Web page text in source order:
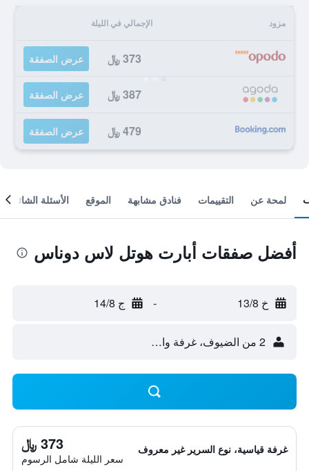
مزود الإجمالي في الليلة
373 ﷼ عرض الصفقة
387 ﷼ عرض الصفقة
479 ﷼ عرض الصفقة
لمحة عن التقييمات فنادق مشابهة الموقع الأسئلة الشائعة
أفضل صفقات أبارت هوتل لاس دوناس
خ 13/8 - ج 14/8
2 من الضيوف، غرفة واحدة
غرفة قياسية، نوع السرير غير معروف 373 ﷼
سعر الليلة شامل الرسوم